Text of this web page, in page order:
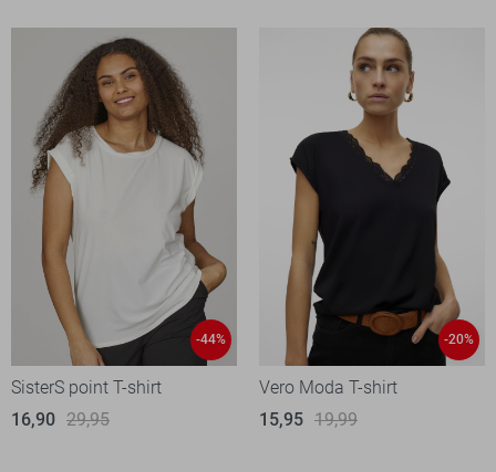
-44%
SisterS point T-shirt
16,90 29,95
-20%
Vero Moda T-shirt
15,95 19,99